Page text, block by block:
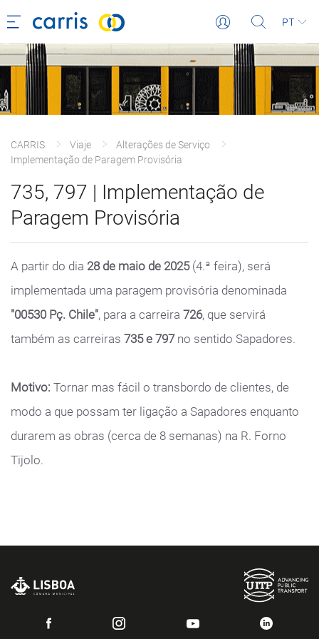
PT
CARRIS Viaje
Alterações de Serviço
Implementação de Paragem Provisória
735, 797 | Implementação de
Paragem Provisória
A partir do dia 28 de maio de 2025(4.ª feira), será
implementada uma paragem provisória denominada
"00530 Pç. Chile", para a carreira 726, que servirá
também as carreiras 735 e 797no sentido Sapadores.
Motivo: Tornar mas fácil o transbordo de clientes, de
modo a que possam ter ligação a Sapadores enquanto
durarem as obras (cerca de 8 semanas) na R. Forno
Tijolo.